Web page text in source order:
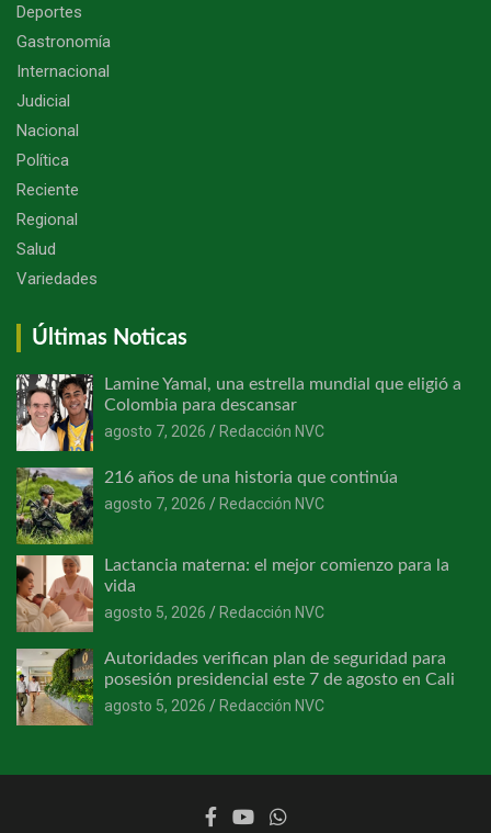
Deportes
Gastronomía
Internacional
Judicial
Nacional
Política
Reciente
Regional
Salud
Variedades
Últimas Noticas
Lamine Yamal, una estrella mundial que eligió a
Colombia para descansar
agosto 7, 2026
Redacción NVC
216 años de una historia que continúa
agosto 7, 2026
Redacción NVC
Lactancia materna: el mejor comienzo para la
vida
agosto 5, 2026
Redacción NVC
Autoridades verifican plan de seguridad para
posesión presidencial este 7 de agosto en Cali
agosto 5, 2026
Redacción NVC